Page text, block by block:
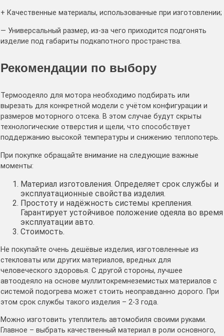
+ Качественные материалы, использованные при изготовлении;
— Универсальный размер, из-за чего приходится подгонять
изделие под габариты подкапотного пространства.
Рекомендации по выбору
Термоодеяло для мотора необходимо подбирать или
вырезать для конкретной модели с учётом конфигурации и
размеров моторного отсека. В этом случае будут скрыты
технологические отверстия и щели, что способствует
поддержанию высокой температуры и снижению теплопотерь.
При покупке обращайте внимание на следующие важные
моменты:
Материал изготовления. Определяет срок службы и
эксплуатационные свойства изделия.
Простоту и надёжность системы крепления.
Гарантирует устойчивое положение одеяла во время
эксплуатации авто.
Стоимость.
Не покупайте очень дешёвые изделия, изготовленные из
стекловаты или других материалов, вредных для
человеческого здоровья. С другой стороны, лучшее
автоодеяло на основе муллитокремнеземистых материалов с
системой подогрева может стоить неоправданно дорого. При
этом срок службы такого изделия – 2-3 года.
Можно изготовить утеплитель автомобиля своими руками.
Главное – выбрать качественный материал в роли основного,